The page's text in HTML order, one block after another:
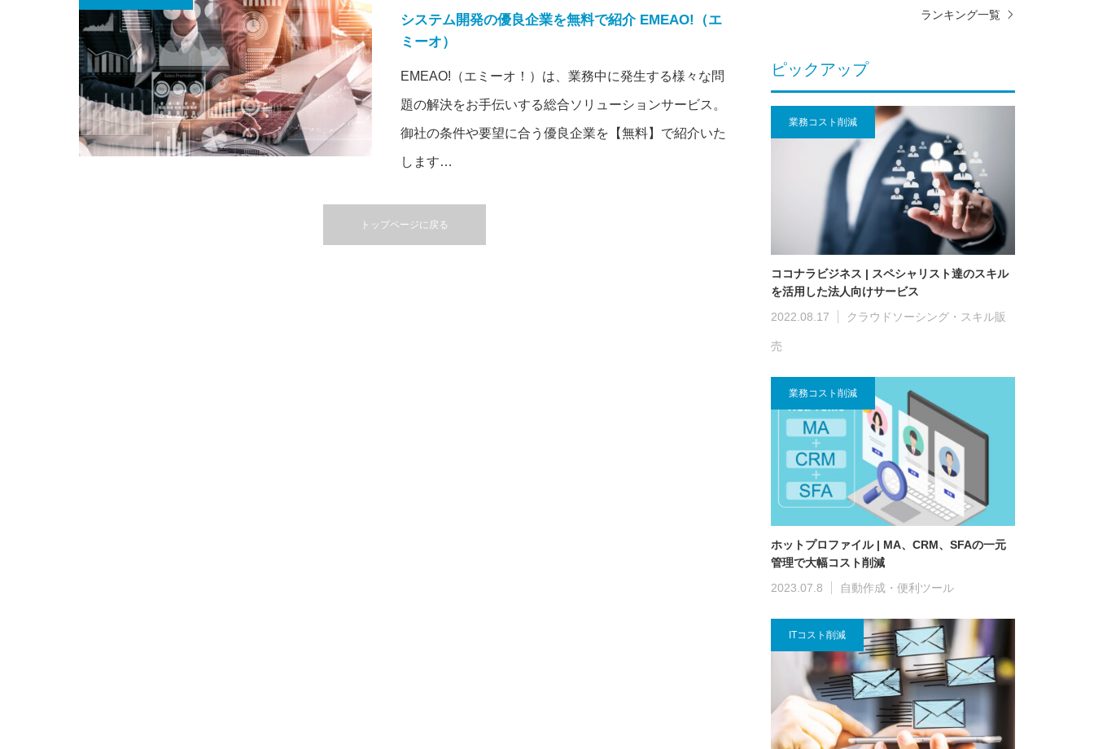
システム開発の優良企業を無料で紹介 EMEAO!（エ
ミーオ）
EMEAO!（エミーオ！）は、業務中に発生する様々な問
題の解決をお手伝いする総合ソリューションサービス。
御社の条件や要望に合う優良企業を【無料】で紹介いた
します…
トップページに戻る
ランキング一覧
ピックアップ
業務コスト削減
ココナラビジネス | スペシャリスト達のスキル
を活用した法人向けサービス
2022.08.17
クラウドソーシング・スキル販
売
業務コスト削減
ホットプロファイル | MA、CRM、SFAの一元
管理で大幅コスト削減
2023.07.8
自動作成・便利ツール
ITコスト削減